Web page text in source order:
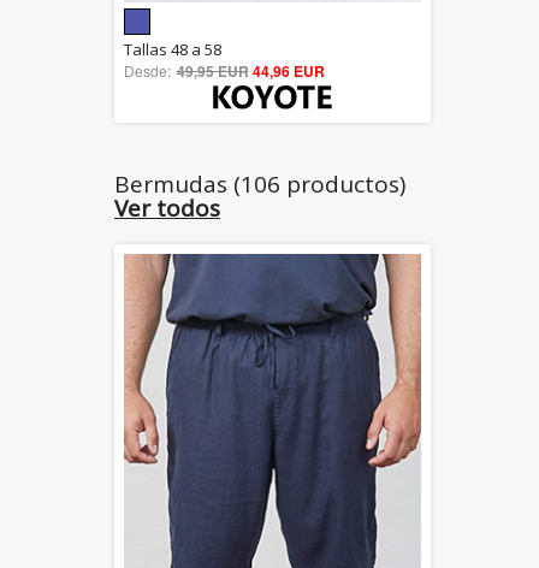
out of 5
Tallas 48 a 58
Desde: 49,95 EUR44,96 EUR
Bermudas (106 productos)
Ver todos